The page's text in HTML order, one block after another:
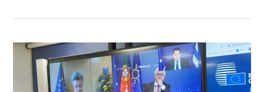
Παρέμβαση
Υπουργού
Μετανάστευσης